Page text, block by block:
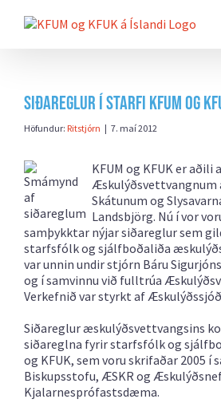
beint
Siðareglur í starfi KFUM og
Höfundur: Ritstjórn | 7. maí 2012
KFUM og KFUK er aðili
Æskulýðsvettvangnum
Skátunum og
Landsbjörg. Nú í vor
samþykktar nýjar siðareglur sem
starfsfólk og sjálfboðaliða
var unnin undir stjórn Báru
og í samvinnu við fulltrúa
Verkefnið var styrkt af
Siðareglur æskulýðsvettvangsins
siðareglna fyrir starfsfólk og
og KFUK, sem voru skrifaðar 2005 í
Biskupsstofu, ÆSKR og
Kjalarnesprófastsdæma.